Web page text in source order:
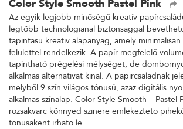
Color Style Smooth Pastel Pink
Az egyik legjobb minőségű kreatív
legtöbb technológiánál biztonsággal
tapintású kreatív alapanyag, amely
felülettel rendelkezik. A papír megfelelő
tapintható prégelési mélységet, de
alkalmas alternatívát kínál. A papírcsaládnak
melyből 9 szín világos tónusú, azaz digitális
alkalmas színalap. Color Style Smooth – Pastel
rózsakvarc könnyed színére emlékeztető
tónusaként írható le.